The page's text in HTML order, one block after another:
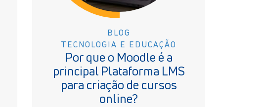
BLOG
TECNOLOGIA E EDUCAÇÃO
Por que o Moodle é a
principal Plataforma LMS
para criação de cursos
online?